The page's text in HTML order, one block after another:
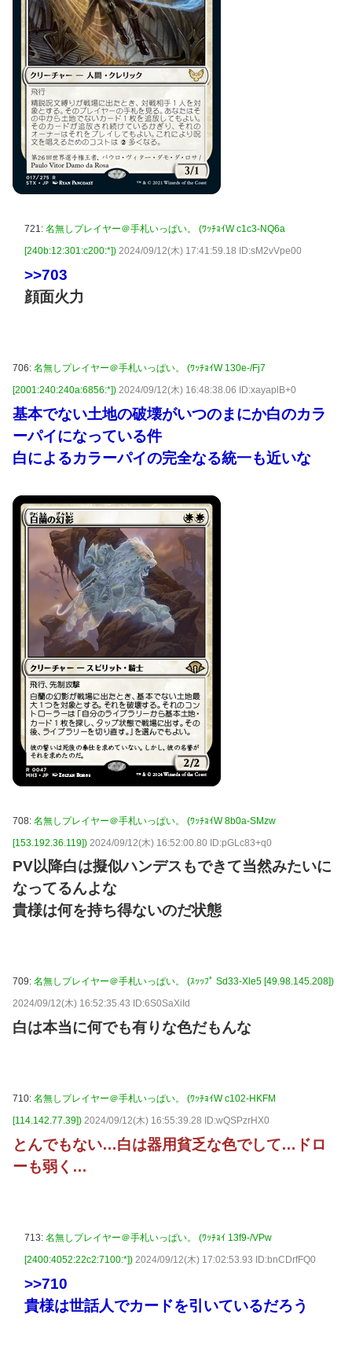
721: 名無しプレイヤー＠手札いっぱい。 (ﾜｯﾁｮｲW c1c3-NQ6a
[240b:12:301:c200:*]) 2024/09/12(木) 17:41:59.18 ID:sM2vVpe00
>>703
顔面火力
706: 名無しプレイヤー＠手札いっぱい。 (ﾜｯﾁｮｲW 130e-/Fj7
[2001:240:240a:6856:*]) 2024/09/12(木) 16:48:38.06 ID:xayaplB+0
基本でない土地の破壊がいつのまにか白のカラ
ーパイになっている件
白によるカラーパイの完全なる統一も近いな
708: 名無しプレイヤー＠手札いっぱい。 (ﾜｯﾁｮｲW 8b0a-SMzw
[153.192.36.119]) 2024/09/12(木) 16:52:00.80 ID:pGLc83+q0
PV以降白は擬似ハンデスもできて当然みたいに
なってるんよな
貴様は何を持ち得ないのだ状態
709: 名無しプレイヤー＠手札いっぱい。 (ｽｯｯﾌﾟ Sd33-Xle5 [49.98.145.208])
2024/09/12(木) 16:52:35.43 ID:6S0SaXiId
白は本当に何でも有りな色だもんな
710: 名無しプレイヤー＠手札いっぱい。 (ﾜｯﾁｮｲW c102-HKFM
[114.142.77.39]) 2024/09/12(木) 16:55:39.28 ID:wQSPzrHX0
とんでもない…白は器用貧乏な色でして…ドロ
ーも弱く…
713: 名無しプレイヤー＠手札いっぱい。 (ﾜｯﾁｮｲ 13f9-/VPw
[2400:4052:22c2:7100:*]) 2024/09/12(木) 17:02:53.93 ID:bnCDrfFQ0
>>710
貴様は世話人でカードを引いているだろう